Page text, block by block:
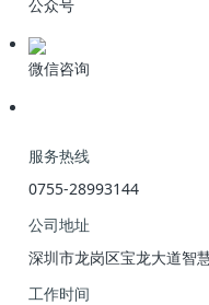
公众号
微信咨询
服务热线
0755-28993144
公司地址
深圳市龙岗区宝龙大道智
工作时间